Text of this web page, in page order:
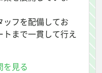
フを配備してお
トまで一貫して行え
見る